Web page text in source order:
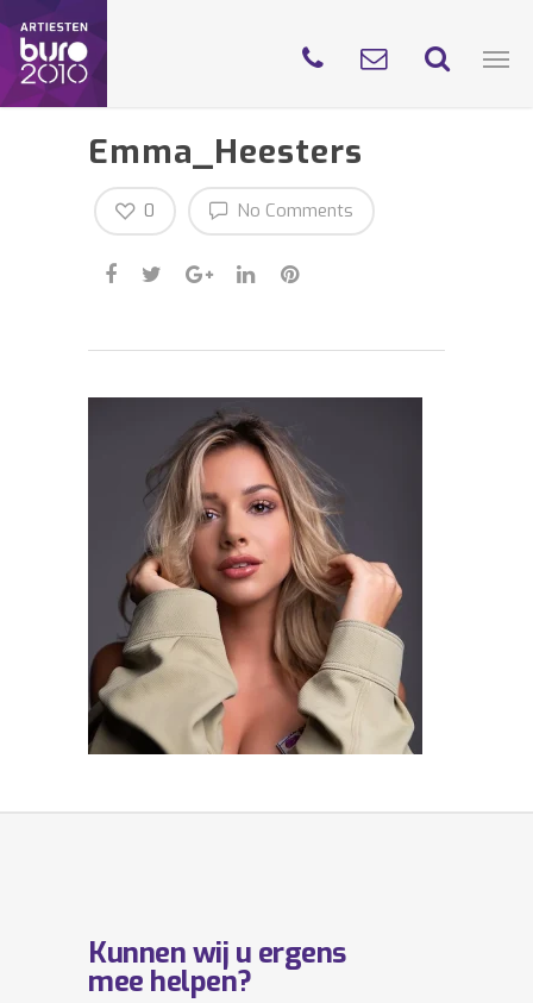
Emma_Heesters
No Comments
0
Kunnen wij u ergens
mee helpen?